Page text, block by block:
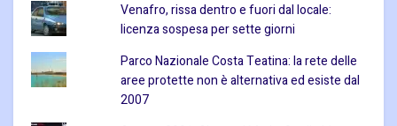
Venafro, rissa dentro e fuori dal locale:
licenza sospesa per sette giorni
Parco Nazionale Costa Teatina: la rete delle
aree protette non è alternativa ed esiste dal
2007